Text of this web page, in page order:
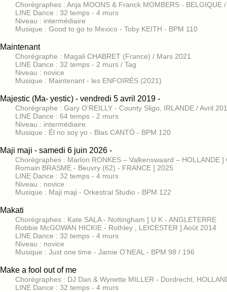
Chorégraphes : Anja MOONS & Franck MOMBERS - BELGIQUE
LINE Dance : 32 temps - 4 murs
Niveau : intermédiaire
Musique : Good to go to Mexico - Toby KEITH - BPM 110
Maintenant
Chorégraphe : Magali CHABRET (France) / Mars 2021
LINE Dance : 32 temps - 2 murs / Tag
Niveau : novice
Musique : Maintenant - les ENFOIRÉS (2021)
Majestic (Ma- yestic) - vendredi 5 avril 2019 -
Chorégraphe : Gary O’REILLY - County Sligo, IRLANDE / Avril
LINE Dance : 64 temps - 2 murs
Niveau : intermédiaire
Musique : Él no soy yo - Blas CANTÓ - BPM 120
Maji maji - samedi 6 juin 2026 -
Chorégraphes : Marlon RONKES – Valkenswaard – HOLLANDE ]
Romain BRASME - Beuvry (62) - FRANCE ] 2025
LINE Dance : 32 temps - 4 murs
Niveau : novice
Musique : Maji maji - Orkestral Studio - BPM 122
Makati
Chorégraphes : Kate SALA - Nottingham ] U K - ANGLETERRE
Robbie McGOWAN HICKIE - Rothley , LEICESTER ] Août 2014
LINE Dance : 32 temps - 4 murs
Niveau : novice
Musique : Just one time - Jamie O’NEAL - BPM 98 / 196
Make a fool out of me
Chorégraphes : DJ Dan & Wynette MILLER - Dordrecht,
LINE Dance : 32 temps - 4 murs